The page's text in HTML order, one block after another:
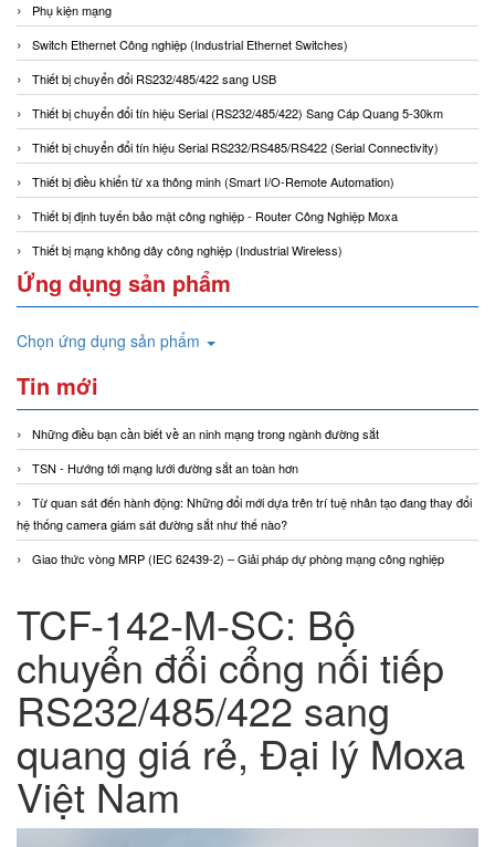
Phụ kiện mạng
Switch Ethernet Công nghiệp (Industrial Ethernet Switches)
Thiết bị chuyển đổi RS232/485/422 sang USB
Thiết bị chuyển đổi tín hiệu Serial (RS232/485/422) Sang Cáp Quang 5-30km
Thiết bị chuyển đổi tín hiệu Serial RS232/RS485/RS422 (Serial Connectivity)
Thiết bị điều khiển từ xa thông minh (Smart I/O-Remote Automation)
Thiết bị định tuyến bảo mật công nghiệp - Router Công Nghiệp Moxa
Thiết bị mạng không dây công nghiệp (Industrial Wireless)
Ứng dụng sản phẩm
Chọn ứng dụng sản phẩm
Tin mới
Những điều bạn cần biết về an ninh mạng trong ngành đường sắt
TSN - Hướng tới mạng lưới đường sắt an toàn hơn
Từ quan sát đến hành động: Những đổi mới dựa trên trí tuệ nhân tạo đang thay đổi
hệ thống camera giám sát đường sắt như thế nào?
Giao thức vòng MRP (IEC 62439-2) – Giải pháp dự phòng mạng công nghiệp
TCF-142-M-SC: Bộ
chuyển đổi cổng nối tiếp
RS232/485/422 sang
quang giá rẻ, Đại lý Moxa
Việt Nam